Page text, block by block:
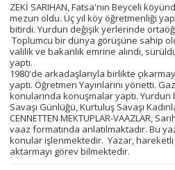
ZEKİ SARIHAN, Fatsa'nın Beyceli
mezun oldu. Üç yıl köy öğretmenliği
bitirdi. Yurdun değişik yerlerinde
Toplumcu bir dünya görüşüne sahip
valilik ve bakanlık emrine alındı,
yaptı.
1980'de arkadaşlarıyla birlikte
yaptı. Öğretmen Yayınlarını yönetti.
konularında konuşmalar yaptı.
Savaşı Günlüğü, Kurtuluş Savaşı
CENNETTEN MEKTUPLAR-VAAZLAR,
vaaz formatında anlatılmaktadır. Bu
konular işlenmektedir. Yazar, hareketli
aktarmayı görev bilmektedir.